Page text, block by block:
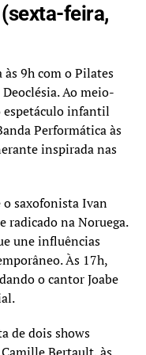
feira,
às 9h com o Pilates
Ao meio-
espetáculo infantil
Performática às
inspirada nas
o saxofonista Ivan
radicado na Noruega.
une influências
Às 17h,
o cantor Joabe
de dois shows